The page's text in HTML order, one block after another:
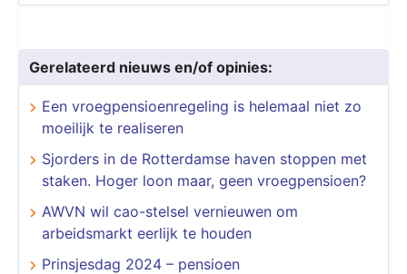
Gerelateerd nieuws en/of opinies:
Een vroegpensioenregeling is helemaal niet zo
moeilijk te realiseren
Sjorders in de Rotterdamse haven stoppen met
staken. Hoger loon maar, geen vroegpensioen?
AWVN wil cao-stelsel vernieuwen om
arbeidsmarkt eerlijk te houden
Prinsjesdag 2024 – pensioen